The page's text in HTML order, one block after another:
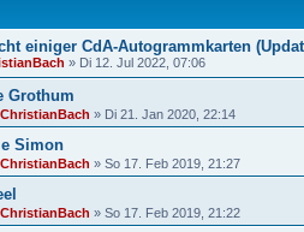
einiger CdA-Autogrammkarten
» Di 12. Jul 2022, 07:06
Grothum
ChristianBach » Di 21. Jan 2020, 22:14
Simon
ChristianBach » So 17. Feb 2019, 21:27
ChristianBach » So 17. Feb 2019, 21:22